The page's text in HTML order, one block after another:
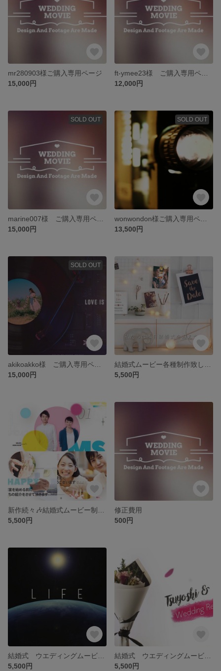
mr280903様ご購入専用ページ
15,000円
12,000円
SOLD OUT
15,000円
SOLD OUT
13,500円
SOLD OUT
15,000円
5,500円
5,500円
修正費用
500円
5,500円
5,500円